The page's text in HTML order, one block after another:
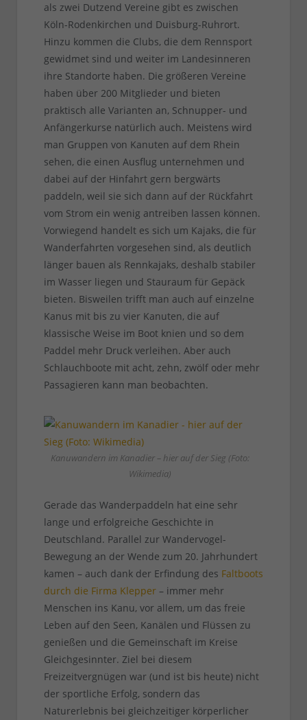
als zwei Dutzend Vereine gibt es zwischen
Köln-Rodenkirchen und Duisburg-Ruhrort.
Hinzu kommen die Clubs, die dem Rennsport
gewidmet sind und weiter im Landesinneren
ihre Standorte haben. Die größeren Vereine
haben über 200 Mitglieder und bieten
praktisch alle Varianten an, Schnupper- und
Anfängerkurse natürlich auch. Meistens wird
man Gruppen von Kanuten auf dem Rhein
sehen, die einen Ausflug unternehmen und
dabei auf der Hinfahrt gern bergwärts
paddeln, weil sie sich dann auf der Rückfahrt
vom Strom ein wenig antreiben lassen können.
Vorwiegend handelt es sich um Kajaks, die für
Wanderfahrten vorgesehen sind, als deutlich
länger bauen als Rennkajaks, deshalb stabiler
im Wasser liegen und Stauraum für Gepäck
bieten. Bisweilen trifft man auch auf einzelne
Kanus mit bis zu vier Kanuten, die auf
klassische Weise im Boot knien und so dem
Paddel mehr Druck verleihen. Aber auch
Schlauchboote mit acht, zehn, zwölf oder mehr
Passagieren kann man beobachten.
Kanuwandern im Kanadier – hier auf der Sieg (Foto:
Wikimedia)
Gerade das Wanderpaddeln hat eine sehr
lange und erfolgreiche Geschichte in
Deutschland. Parallel zur Wandervogel-
Bewegung an der Wende zum 20. Jahrhundert
kamen – auch dank der Erfindung des Faltboots
durch die Firma Klepper– immer mehr
Menschen ins Kanu, vor allem, um das freie
Leben auf den Seen, Kanälen und Flüssen zu
genießen und die Gemeinschaft im Kreise
Gleichgesinnter. Ziel bei diesem
Freizeitvergnügen war (und ist bis heute) nicht
der sportliche Erfolg, sondern das
Naturerlebnis bei gleichzeitiger körperlicher